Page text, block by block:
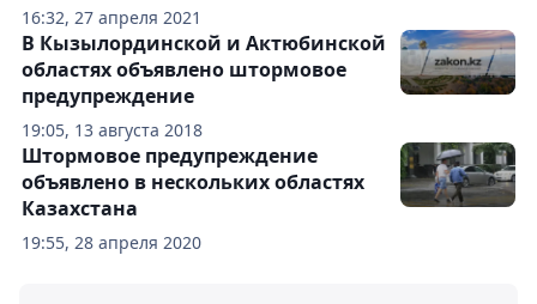
16:32, 27 апреля 2021
19:05, 13 августа 2018
В Кызылординской и Актюбинской
областях объявлено штормовое
предупреждение
19:55, 28 апреля 2020
Штормовое предупреждение
объявлено в нескольких областях
Казахстана